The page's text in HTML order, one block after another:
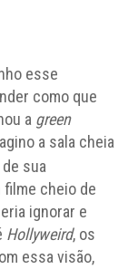
esse
como que
a green
a sala cheia
sua
filme cheio de
ignorar e
Hollyweird, os
essa visão,